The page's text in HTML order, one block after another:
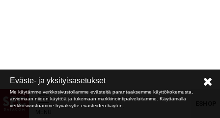
Eväste- ja yksityisasetukset
Me käytämme verkkosivustollamme evästeitä parantaaksemme käyttökokemusta,
arviomaan niiden käyttöä ja tukemaan markkinointipalveluitamme. Käyttämällä
verkkosivustoamme hyväksytte evästeiden käytön.